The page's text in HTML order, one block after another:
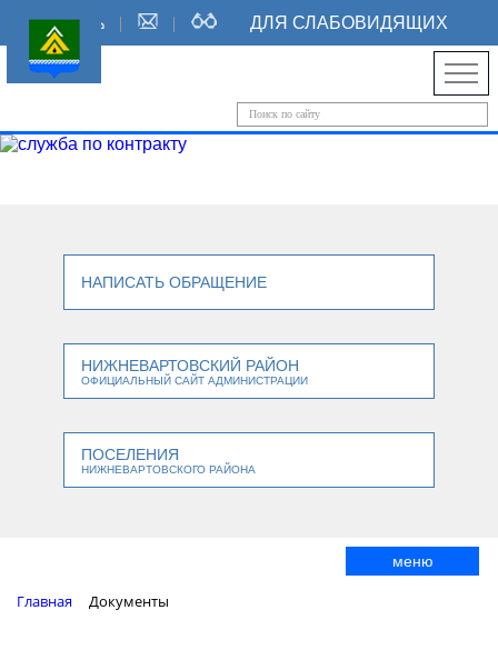
ДЛЯ СЛАБОВИДЯЩИХ
НАПИСАТЬ ОБРАЩЕНИЕ
НИЖНЕВАРТОВСКИЙ РАЙОН
ОФИЦИАЛЬНЫЙ САЙТ АДМИНИСТРАЦИИ
ПОСЕЛЕНИЯ
НИЖНЕВАРТОВСКОГО РАЙОНА
меню
Главная Документы